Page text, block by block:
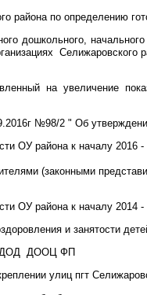
района по определению
дошкольного,
Селижаровского
на увеличение
№98/2 " Об
ОУ района к началу 2016 -
(законными
ОУ района к началу 2014 -
и занятости
ДОД ДООЦ ФП
улиц пгт